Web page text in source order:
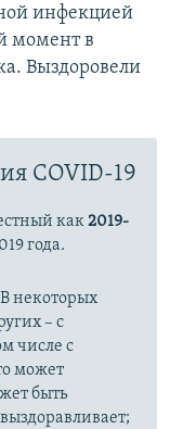
инфекцией
момент в
Выздоровели
COVID-19
как2019-
года.
некоторых
– с
числе с
может
быть